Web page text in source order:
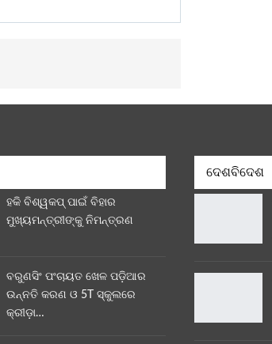
ହକି ବିଶ୍ୱକପ୍ ପାଇଁ ବିହାର
ମୁଖ୍ୟମନ୍ତ୍ରୀଙ୍କୁ ନିମନ୍ତ୍ରଣ
ବରୁଣସିଂ ପଂଚାୟତ ଖେଳ ପଡ଼ିଆର
ଉନ୍ନତି କରଣ ଓ 5T ସ୍କୁଲରେ
କ୍ରୀଡ଼ା…
ଦେଶବିଦେଶ